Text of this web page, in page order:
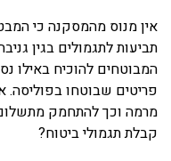
אין מנוס מהמסקנה כי
תביעות לתגמולים בגין
המבוטחים להוכיח באילו
פריטים שבוטחו
מרמה וכך להתחמק
קבלת תגמולי ביטוח?